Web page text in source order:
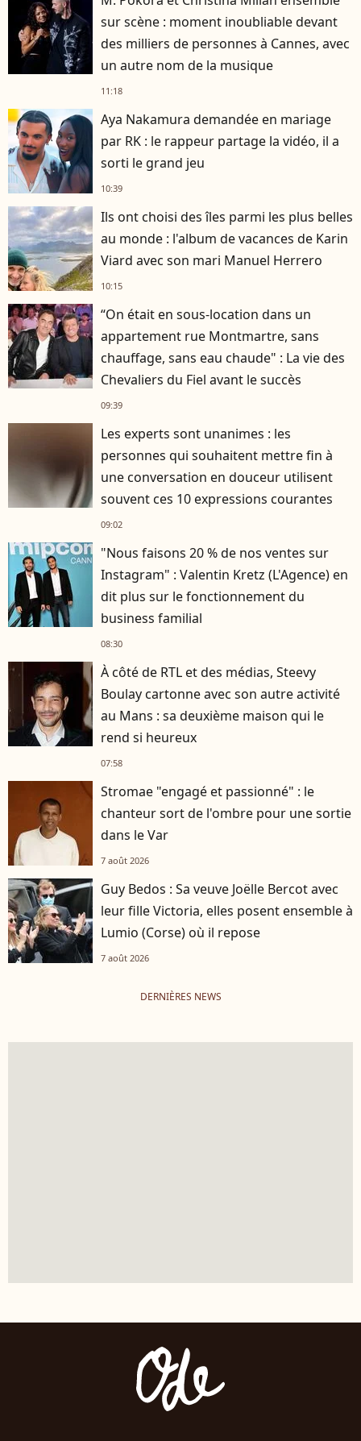
sur scène : moment inoubliable devant
des milliers de personnes à Cannes, avec
un autre nom de la musique
11:18
Aya Nakamura demandée en mariage
par RK : le rappeur partage la vidéo, il a
sorti le grand jeu
10:39
Ils ont choisi des îles parmi les plus belles
au monde : l'album de vacances de Karin
Viard avec son mari Manuel Herrero
10:15
“On était en sous-location dans un
appartement rue Montmartre, sans
chauffage, sans eau chaude" : La vie des
Chevaliers du Fiel avant le succès
09:39
Les experts sont unanimes : les
personnes qui souhaitent mettre fin à
une conversation en douceur utilisent
souvent ces 10 expressions courantes
09:02
"Nous faisons 20 % de nos ventes sur
Instagram" : Valentin Kretz (L'Agence) en
dit plus sur le fonctionnement du
business familial
08:30
À côté de RTL et des médias, Steevy
Boulay cartonne avec son autre activité
au Mans : sa deuxième maison qui le
rend si heureux
07:58
Stromae "engagé et passionné" : le
chanteur sort de l'ombre pour une sortie
dans le Var
7 août 2026
Guy Bedos : Sa veuve Joëlle Bercot avec
leur fille Victoria, elles posent ensemble à
Lumio (Corse) où il repose
7 août 2026
DERNIÈRES NEWS